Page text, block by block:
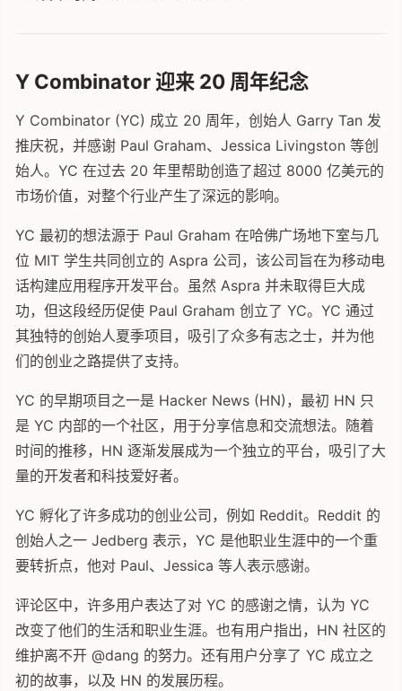
Y Combinator 迎来 20 周年纪念
Y Combinator (YC) 成立 20 周年，创始人 Garry Tan 发
推庆祝，并感谢 Paul Graham、Jessica Livingston 等创
始人。YC 在过去 20 年里帮助创造了超过 8000 亿美元的
市场价值，对整个行业产生了深远的影响。
YC 最初的想法源于 Paul Graham 在哈佛广场地下室与几
位 MIT 学生共同创立的 Aspra 公司，该公司旨在为移动电
话构建应用程序开发平台。虽然 Aspra 并未取得巨大成
功，但这段经历促使 Paul Graham 创立了 YC。YC 通过
其独特的创始人夏季项目，吸引了众多有志之士，并为他
们的创业之路提供了支持。
YC 的早期项目之一是 Hacker News (HN)，最初 HN 只
是 YC 内部的一个社区，用于分享信息和交流想法。随着
时间的推移，HN 逐渐发展成为一个独立的平台，吸引了大
量的开发者和科技爱好者。
YC 孵化了许多成功的创业公司，例如 Reddit。Reddit 的
创始人之一 Jedberg 表示，YC 是他职业生涯中的一个重
要转折点，他对 Paul、Jessica 等人表示感谢。
评论区中，许多用户表达了对 YC 的感谢之情，认为 YC
改变了他们的生活和职业生涯。也有用户指出，HN 社区的
维护离不开 @dang 的努力。还有用户分享了 YC 成立之
初的故事，以及 HN 的发展历程。